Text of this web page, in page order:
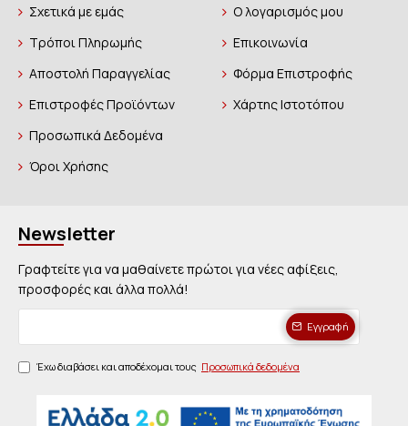
Σχετικά με εμάς
Τρόποι Πληρωμής
Αποστολή Παραγγελίας
Επιστροφές Προϊόντων
Προσωπικά Δεδομένα
Όροι Χρήσης
Ο λογαρισμός μου
Επικοινωνία
Φόρμα Επιστροφής
Χάρτης Ιστοτόπου
Newsletter
Γραφτείτε για να μαθαίνετε πρώτοι για νέες αφίξεις,
προσφορές και άλλα πολλά!
Εγγραφή
Έχω διαβάσει και αποδέχομαι τους Προσωπικά δεδομένα